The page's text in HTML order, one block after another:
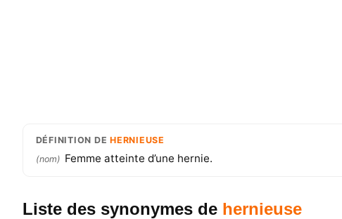
DÉFINITION DEHERNIEUSE
(nom) Femme atteinte d’une hernie.
Liste des synonymes de hernieuse